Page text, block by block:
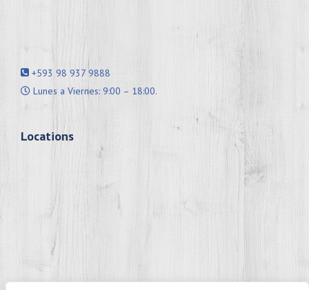
+593 98 937 9888
Lunes a Viernes: 9:00 – 18:00.
Locations